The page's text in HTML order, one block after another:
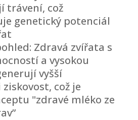
trávení, což
genetický potenciál
Zdravá zvířata s
a vysokou
vyšší
což je
"zdravé mléko ze